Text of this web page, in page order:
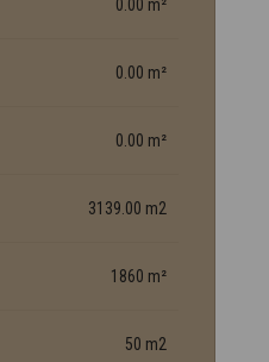
0.00 m²
0.00 m²
0.00 m²
3139.00 m2
1860 m²
50 m2